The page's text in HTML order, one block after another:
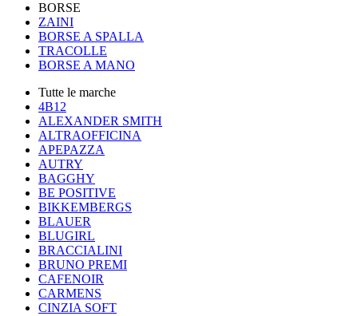
BORSE
ZAINI
BORSE A SPALLA
TRACOLLE
BORSE A MANO
Tutte le marche
4B12
ALEXANDER SMITH
ALTRAOFFICINA
APEPAZZA
AUTRY
BAGGHY
BE POSITIVE
BIKKEMBERGS
BLAUER
BLUGIRL
BRACCIALINI
BRUNO PREMI
CAFENOIR
CARMENS
CINZIA SOFT